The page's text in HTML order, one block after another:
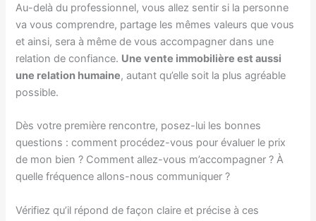
Au-delà du professionnel, vous allez sentir si la personne
va vous comprendre, partage les mêmes valeurs que vous
et ainsi, sera à même de vous accompagner dans une
relation de confiance. Une vente immobilière est aussi
une relation humaine, autant qu’elle soit la plus agréable
possible.
Dès votre première rencontre, posez-lui les bonnes
questions : comment procédez-vous pour évaluer le prix
de mon bien ? Comment allez-vous m’accompagner ? À
quelle fréquence allons-nous communiquer ?
Vérifiez qu’il répond de façon claire et précise à ces